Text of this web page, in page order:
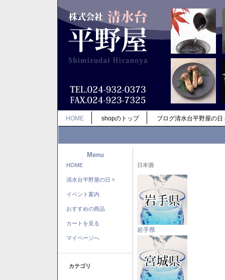
HOME shopのトップ ブログ清水台平野屋の日
Menu
HOME
清水台平野屋の日々
イベント案内
おすすめの商品
カートを見る
マイページへ
カテゴリ
日本酒
岩手県